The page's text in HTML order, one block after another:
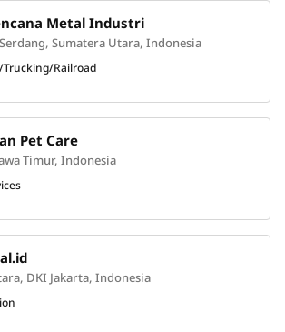
Metal Industri
Sumatera Utara, Indonesia
Railroad
Pet Care
Timur, Indonesia
DKI Jakarta, Indonesia